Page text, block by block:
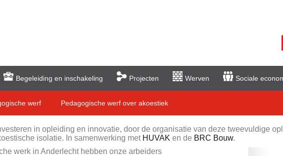
Begeleiding en inschakeling Projecten Werven Sociale
werf Pedagogische werf over akoestiek
in opleiding en innovatie, door de organisatie van deze tweevuldige
isolatie. In samenwerking met HUVAK en de BRC Bouw.
werk in Anderlecht hebben onze arbeiders